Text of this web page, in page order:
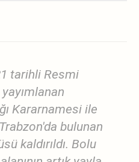
tarihli Resmi
Kararnamesi ile
bulunan
kaldırıldı. Bolu